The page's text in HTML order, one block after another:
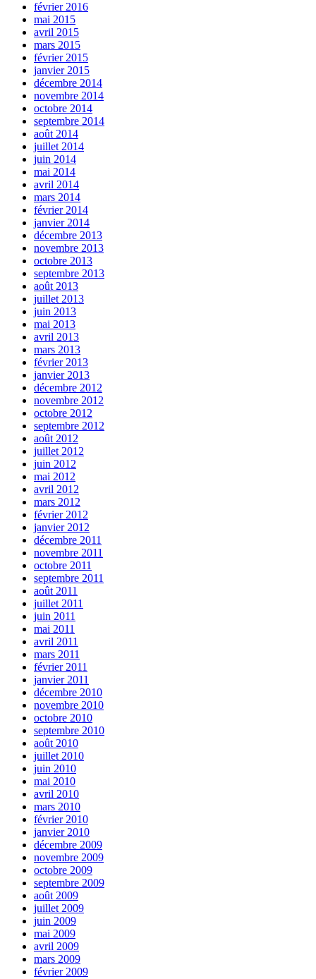
février 2016
mai 2015
avril 2015
mars 2015
février 2015
janvier 2015
décembre 2014
novembre 2014
octobre 2014
septembre 2014
août 2014
juillet 2014
juin 2014
mai 2014
avril 2014
mars 2014
février 2014
janvier 2014
décembre 2013
novembre 2013
octobre 2013
septembre 2013
août 2013
juillet 2013
juin 2013
mai 2013
avril 2013
mars 2013
février 2013
janvier 2013
décembre 2012
novembre 2012
octobre 2012
septembre 2012
août 2012
juillet 2012
juin 2012
mai 2012
avril 2012
mars 2012
février 2012
janvier 2012
décembre 2011
novembre 2011
octobre 2011
septembre 2011
août 2011
juillet 2011
juin 2011
mai 2011
avril 2011
mars 2011
février 2011
janvier 2011
décembre 2010
novembre 2010
octobre 2010
septembre 2010
août 2010
juillet 2010
juin 2010
mai 2010
avril 2010
mars 2010
février 2010
janvier 2010
décembre 2009
novembre 2009
octobre 2009
septembre 2009
août 2009
juillet 2009
juin 2009
mai 2009
avril 2009
mars 2009
février 2009